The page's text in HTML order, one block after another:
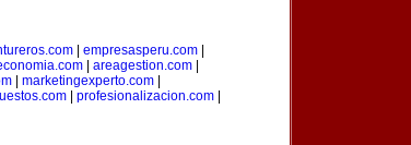
empresasperu.com
| areagestion.com|
| marketingexperto.com|
| profesionalizacion.com|